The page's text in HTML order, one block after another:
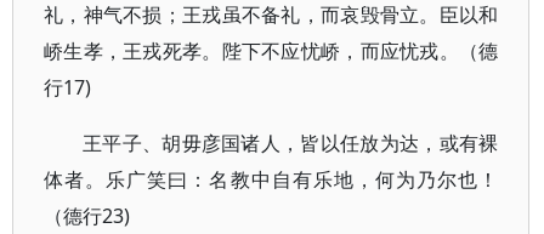
礼，神气不损；王戎虽不备礼，而哀毁骨立。臣以和
峤生孝，王戎死孝。陛下不应忧峤，而应忧戎。（德
行17)
王平子、胡毋彦国诸人，皆以任放为达，或有裸
体者。乐广笑曰：名教中自有乐地，何为乃尔也！
（德行23)